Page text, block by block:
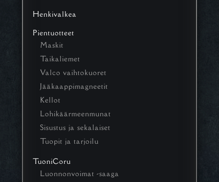
Henkivalkea
Pientuotteet
Maskit
Taikaliemet
Valco vaihtokuoret
Jääkaappimagneetit
Kellot
Lohikäärmeenmunat
Sisustus ja sekalaiset
Tuopit ja tarjoilu
TuoniCoru
Luonnonvoimat -saaga